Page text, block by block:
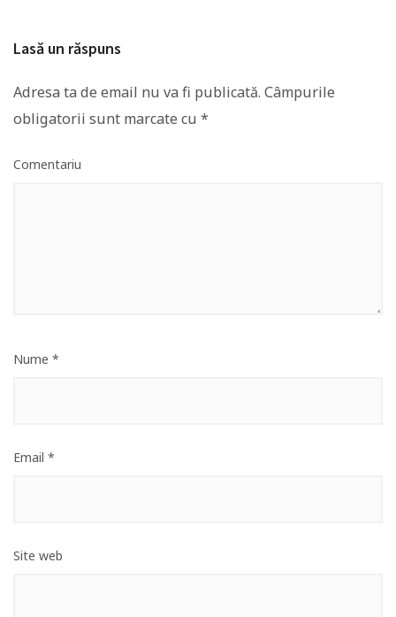
Lasă un răspuns
Adresa ta de email nu va fi publicată. Câmpurile
obligatorii sunt marcate cu *
Comentariu
Nume *
Email *
Site web